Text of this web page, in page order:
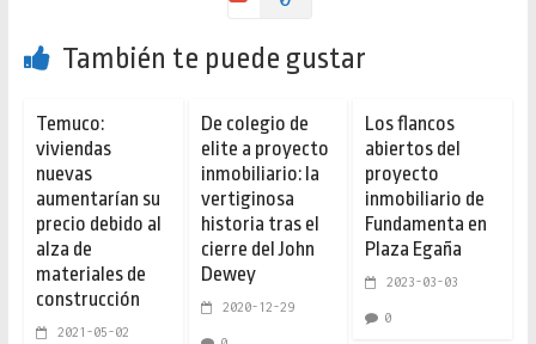
También te puede gustar
Temuco:
viviendas
nuevas
aumentarían su
precio debido al
alza de
materiales de
construcción
2021-05-02
De colegio de
elite a proyecto
inmobiliario: la
vertiginosa
historia tras el
cierre del John
Dewey
2020-12-29
Los flancos
abiertos del
proyecto
inmobiliario de
Fundamenta en
Plaza Egaña
2023-03-03
0